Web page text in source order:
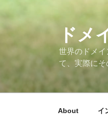
content
ドメ
世界のドメ
て、実際にそ
About イ